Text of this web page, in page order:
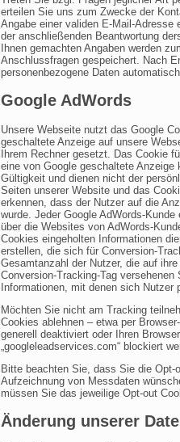
erteilen Sie uns zum Zwecke der
Angabe einer validen E-Mail-Adresse
der anschließenden Beantwortung
Ihnen gemachten Angaben werden
Anschlussfragen gespeichert. Nach
personenbezogene Daten
Google AdWords
Unsere Webseite nutzt das Google
geschaltete Anzeige auf unsere
Ihrem Rechner gesetzt. Das Cookie
eine von Google geschaltete
Gültigkeit und dienen nicht der
Seiten unserer Website und das
erkennen, dass der Nutzer auf die
wurde. Jeder Google AdWords-
über die Websites von AdWords-
Cookies eingeholten Informationen
erstellen, die sich für Conversion-
Gesamtanzahl der Nutzer, die auf
Conversion-Tracking-Tag
Informationen, mit denen sich Nutzer
Möchten Sie nicht am Tracking
Cookies ablehnen – etwa per
generell deaktiviert oder Ihren
„googleleadservices.com“ blockiert
Bitte beachten Sie, dass Sie die
Aufzeichnung von Messdaten
müssen Sie das jeweilige Opt-out
Änderung unserer